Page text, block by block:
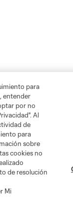
para
entender
por no
Al
de
para
sobre
cookies no
de resolución
Mi